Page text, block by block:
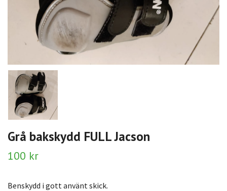
Grå bakskydd FULL Jacson
100 kr
Benskydd i gott använt skick.